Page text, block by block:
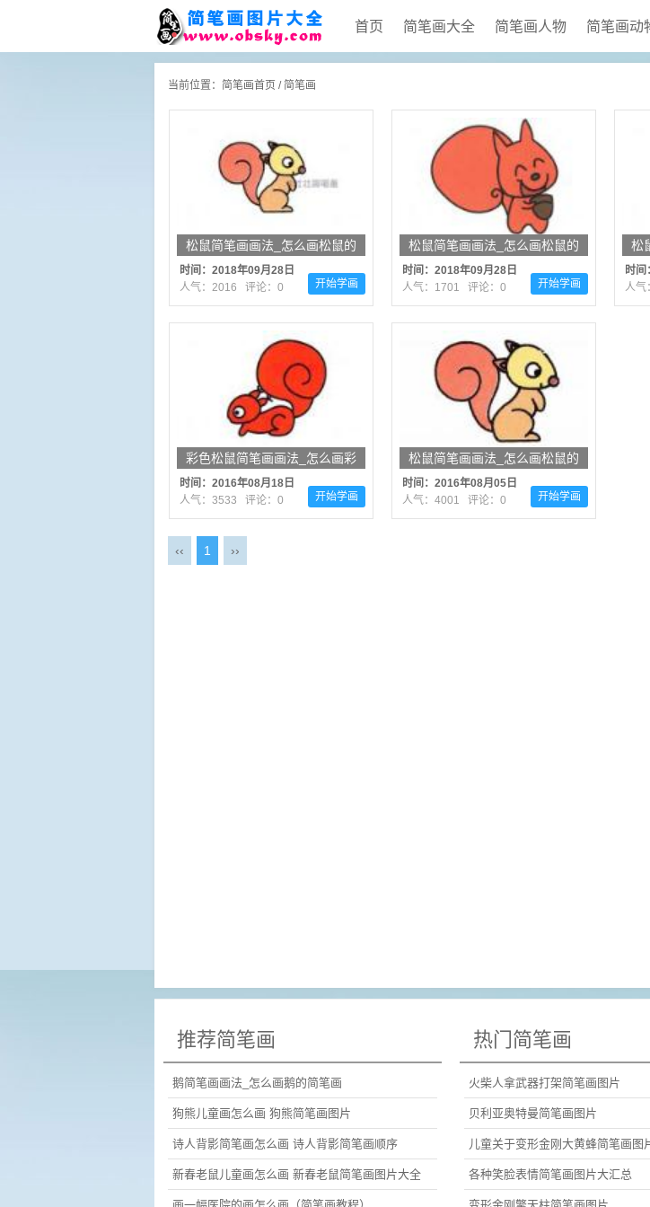
首页 简笔画大全 简笔画人物 简笔画动
当前位置： 简笔画首页 / 简笔画
松鼠简笔画画法_怎么画松鼠的
简笔画
时间：2018年09月28日
人气：2016 评论：0
开始学画
松鼠简笔画画法_怎么画松鼠的
简笔画
时间：2018年09月28日
人气：1701 评论：0
开始学画
松
简
时间
人
彩色松鼠简笔画画法_怎么画彩
色松鼠的简笔画
时间：2016年08月18日
人气：3533 评论：0
开始学画
松鼠简笔画画法_怎么画松鼠的
简笔画
时间：2016年08月05日
人气：4001 评论：0
开始学画
‹‹ 1 ››
推荐简笔画
鹅简笔画画法_怎么画鹅的简笔画
狗熊儿童画怎么画 狗熊简笔画图片
诗人背影简笔画怎么画 诗人背影简笔画顺序
新春老鼠儿童画怎么画 新春老鼠简笔画图片大全
画一幅医院的画怎么画（简笔画教程）
热门简笔画
火柴人拿武器打架简笔画图片
贝利亚奥特曼简笔画图片
儿童关于变形金刚大黄蜂简笔画图
各种笑脸表情简笔画图片大汇总
变形金刚擎天柱简笔画图片